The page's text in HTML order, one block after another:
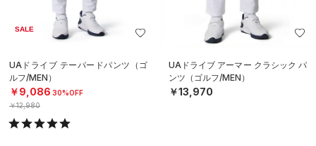
SALE
UAドライブ テーパードパンツ（ゴ
ルフ/MEN）
￥9,086 30%OFF
￥12,980
UAドライブ アーマー クラシック パ
ンツ（ゴルフ/MEN）
￥13,970